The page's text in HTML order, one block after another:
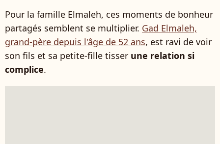
Pour la famille Elmaleh, ces moments de bonheur
partagés semblent se multiplier. Gad Elmaleh,
grand-père depuis l'âge de 52 ans, est ravi de voir
son fils et sa petite-fille tisser une relation si
complice.